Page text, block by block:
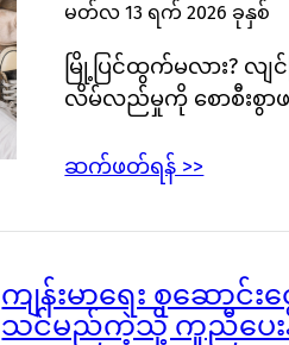
မတ်လ 13 ရက် 2026 ခုနှစ်
မြို့ပြင်ထွက်မလား? လျ
လိမ်လည်မှုကို စောစီးစွာဖမ်
ဆက်ဖတ်ရန် >>
ကျန်းမာရေး စုဆောင်
သင်မည်ကဲ့သို့ ကူညီပေး